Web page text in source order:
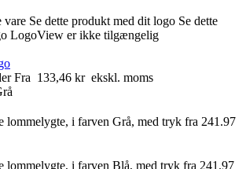
vare Se dette produkt med dit logo Se dette
LogoView er ikke tilgængelig
Fra 133,46 kr ekskl. moms